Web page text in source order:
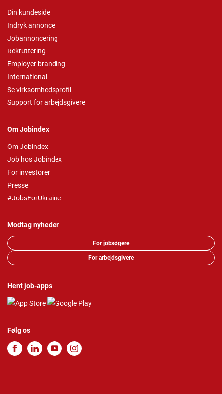
Din kundeside
Indryk annonce
Jobannoncering
Rekruttering
Employer branding
International
Se virksomhedsprofil
Support for arbejdsgivere
Om Jobindex
Om Jobindex
Job hos Jobindex
For investorer
Presse
#JobsForUkraine
Modtag nyheder
For jobsøgere
For arbejdsgivere
Hent job-apps
Følg os